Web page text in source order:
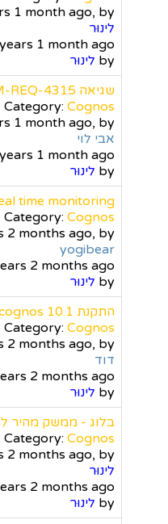
1 month ago, by
לינוּר
1 month ago
by לינוּר
שגיאה CM-REQ-4315
Category: Cognos
1 month ago, by
אבי לוי
1 month ago
by לינוּר
time monitoring
Category: Cognos
2 months ago, by
yogibear
2 months ago
by לינוּר
התקנת cognos 10.1
Category: Cognos
2 months ago, by
דוד
2 months ago
by לינוּר
בלוג - ממשק מהיר
Category: Cognos
2 months ago, by
לינוּר
2 months ago
by לינוּר